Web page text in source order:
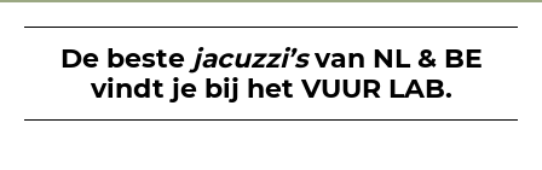
De beste jacuzzi’svan NL & BE
vindt je bij het VUUR LAB.